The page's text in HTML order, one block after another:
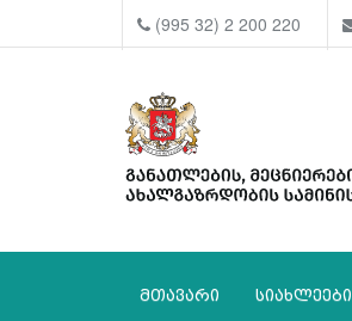
(995 32) 2 200 220
მთავარი სიახლეები